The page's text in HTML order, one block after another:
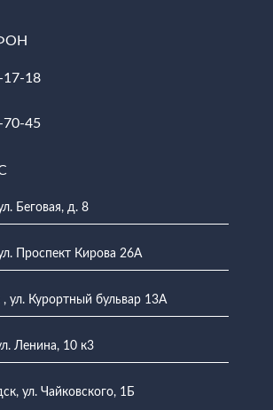
17-18
70-45
Беговая, д. 8
Проспект Кирова 26А
, ул. Курортный бульвар 13А
Ленина, 10 к3
ул. Чайковского, 1Б